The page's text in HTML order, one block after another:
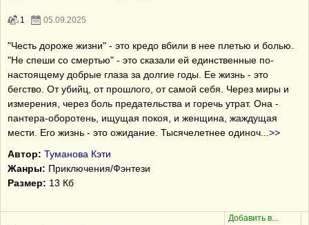
1 05.09.2025
"Честь дороже жизни" - это кредо вбили в нее плетью и болью.
"Не спеши со смертью" - это сказали ей единственные по-
настоящему добрые глаза за долгие годы. Ее жизнь - это
бегство. От убийц, от прошлого, от самой себя. Через миры и
измерения, через боль предательства и горечь утрат. Она -
пантера-оборотень, ищущая покоя, и женщина, жаждущая
мести. Его жизнь - это ожидание. Тысячелетнее одиноч
>>
Автор: Туманова Кэти
Жанры: Приключения/Фэнтези
Размер: 13 Кб